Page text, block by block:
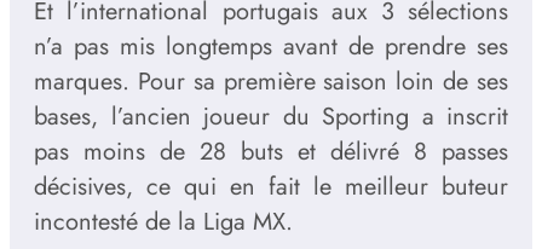
Et l’international portugais aux 3 sélections
n’a pas mis longtemps avant de prendre ses
marques. Pour sa première saison loin de ses
bases, l’ancien joueur du Sporting a inscrit
pas moins de 28 buts et délivré 8 passes
décisives, ce qui en fait le meilleur buteur
incontesté de la Liga MX.